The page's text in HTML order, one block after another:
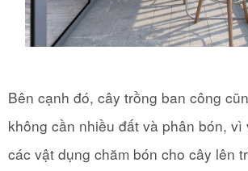
Bên cạnh đó, cây trồng ban công
không cần nhiều đất và phân bón, vì
các vật dụng chăm bón cho cây lên